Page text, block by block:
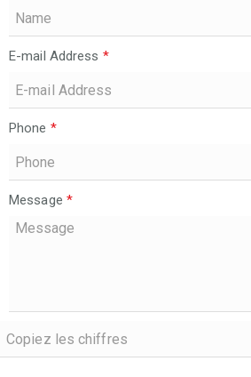
E-mail Address *
Phone *
Message *